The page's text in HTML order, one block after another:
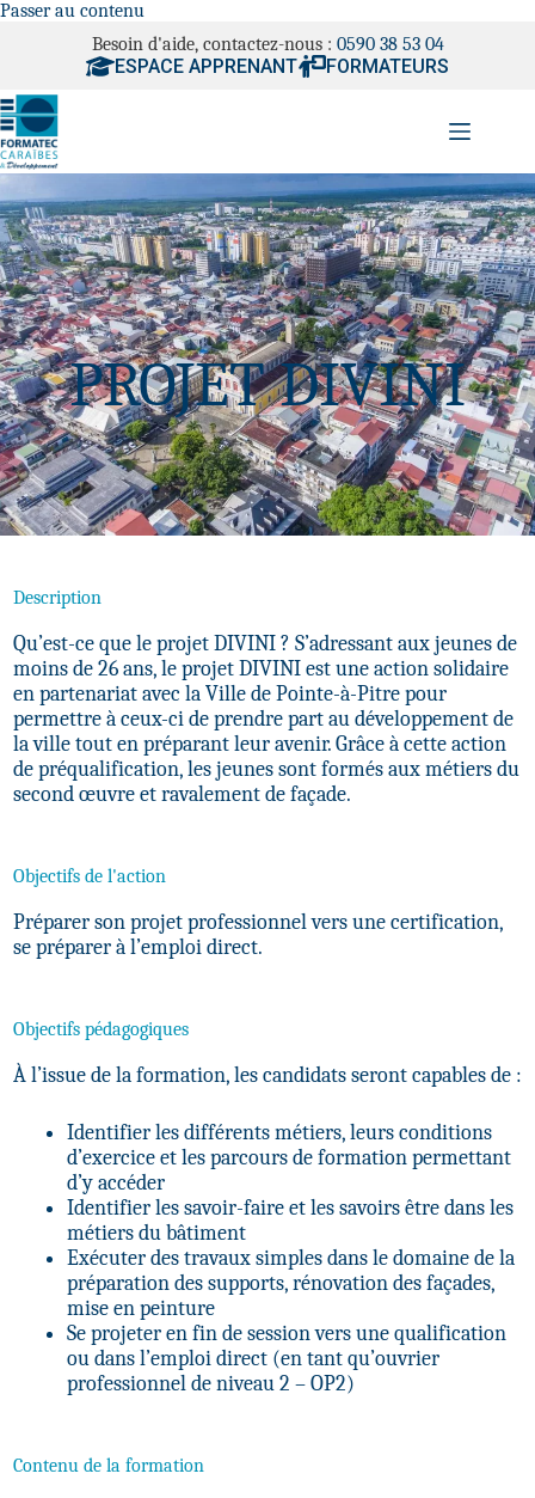
Passer au contenu
Besoin d'aide, contactez-nous : 0590 38 53 04
ESPACE APPRENANT FORMATEURS
PROJET DIVINI
Description
Qu’est-ce que le projet DIVINI ? S’adressant aux jeunes de
moins de 26 ans, le projet DIVINI est une action solidaire
en partenariat avec la Ville de Pointe-à-Pitre pour
permettre à ceux-ci de prendre part au développement de
la ville tout en préparant leur avenir. Grâce à cette action
de préqualification, les jeunes sont formés aux métiers du
second œuvre et ravalement de façade.
Objectifs de l'action
Préparer son projet professionnel vers une certification,
se préparer à l’emploi direct.
Objectifs pédagogiques
À l’issue de la formation, les candidats seront capables de :
Identifier les différents métiers, leurs conditions
d’exercice et les parcours de formation permettant
d’y accéder
Identifier les savoir-faire et les savoirs être dans les
métiers du bâtiment
Exécuter des travaux simples dans le domaine de la
préparation des supports, rénovation des façades,
mise en peinture
Se projeter en fin de session vers une qualification
ou dans l’emploi direct (en tant qu’ouvrier
professionnel de niveau 2 – OP2)
Contenu de la formation